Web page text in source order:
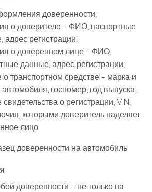
доверенности;
о доверителе – ФИО, паспортные
адрес регистрации;
о доверенном лице – ФИО,
данные, адрес регистрации;
транспортном средстве – марка и
госномер, год выпуска,
о регистрации, VIN;
которыми доверитель наделяет
лицо.
доверенности на автомобиль
доверенности – не только на